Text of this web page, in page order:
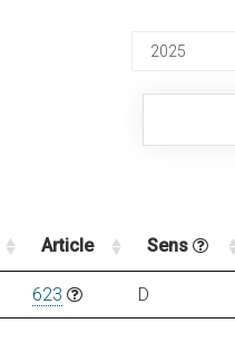
Article Sens
623 D